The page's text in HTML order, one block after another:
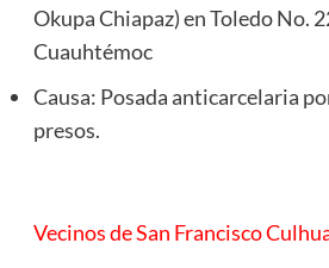
Okupa Chiapaz) en Toledo No.
Cuauhtémoc
Causa: Posada anticarcelaria
presos.
Vecinos de San Francisco